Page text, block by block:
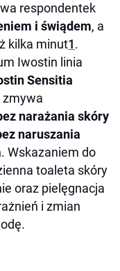
respondentek
i świądem, a
kilka minut1.
Iwostin linia
Sensitia
zmywa
narażania skóry
naruszania
. Wskazaniem do
toaleta skóry
oraz pielęgnacja
i zmian